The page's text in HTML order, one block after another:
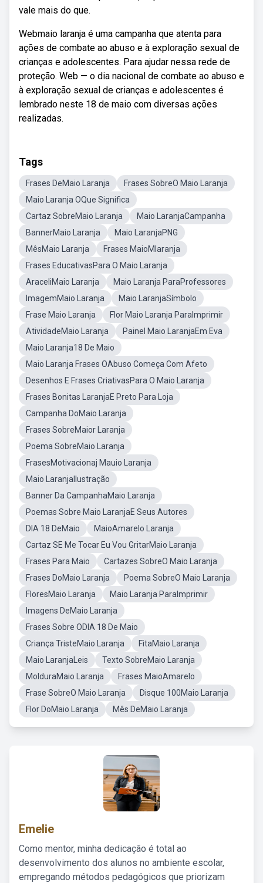
vale mais do que.
Webmaio laranja é uma campanha que atenta para
ações de combate ao abuso e à exploração sexual de
crianças e adolescentes. Para ajudar nessa rede de
proteção. Web — o dia nacional de combate ao abuso e
à exploração sexual de crianças e adolescentes é
lembrado neste 18 de maio com diversas ações
realizadas.
Tags
Frases DeMaio Laranja
Frases SobreO Maio Laranja
Maio Laranja OQue Significa
Cartaz SobreMaio Laranja
Maio LaranjaCampanha
BannerMaio Laranja
Maio LaranjaPNG
MêsMaio Laranja
Frases MaioMlaranja
Frases EducativasPara O Maio Laranja
AraceliMaio Laranja
Maio Laranja ParaProfessores
ImagemMaio Laranja
Maio LaranjaSímbolo
Frase Maio Laranja
Flor Maio Laranja ParaImprimir
AtividadeMaio Laranja
Painel Maio LaranjaEm Eva
Maio Laranja18 De Maio
Maio Laranja Frases OAbuso Começa Com Afeto
Desenhos E Frases CriativasPara O Maio Laranja
Frases Bonitas LaranjaE Preto Para Loja
Campanha DoMaio Laranja
Frases SobreMaior Laranja
Poema SobreMaio Laranja
FrasesMotivacionaj Mauio Laranja
Maio LaranjaIlustração
Banner Da CampanhaMaio Laranja
Poemas Sobre Maio LaranjaE Seus Autores
DIA 18 DeMaio
MaioAmarelo Laranja
Cartaz SE Me Tocar Eu Vou GritarMaio Laranja
Frases Para Maio
Cartazes SobreO Maio Laranja
Frases DoMaio Laranja
Poema SobreO Maio Laranja
FloresMaio Laranja
Maio Laranja ParaImprimir
Imagens DeMaio Laranja
Frases Sobre ODIA 18 De Maio
Criança TristeMaio Laranja
FitaMaio Laranja
Maio LaranjaLeis
Texto SobreMaio Laranja
MolduraMaio Laranja
Frases MaioAmarelo
Frase SobreO Maio Laranja
Disque 100Maio Laranja
Flor DoMaio Laranja
Mês DeMaio Laranja
Emelie
Como mentor, minha dedicação é total ao
desenvolvimento dos alunos no ambiente escolar,
empregando métodos pedagógicos que priorizam